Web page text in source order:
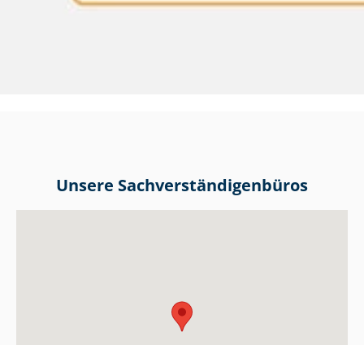
Unsere Sach­ver­stän­di­gen­bü­ros